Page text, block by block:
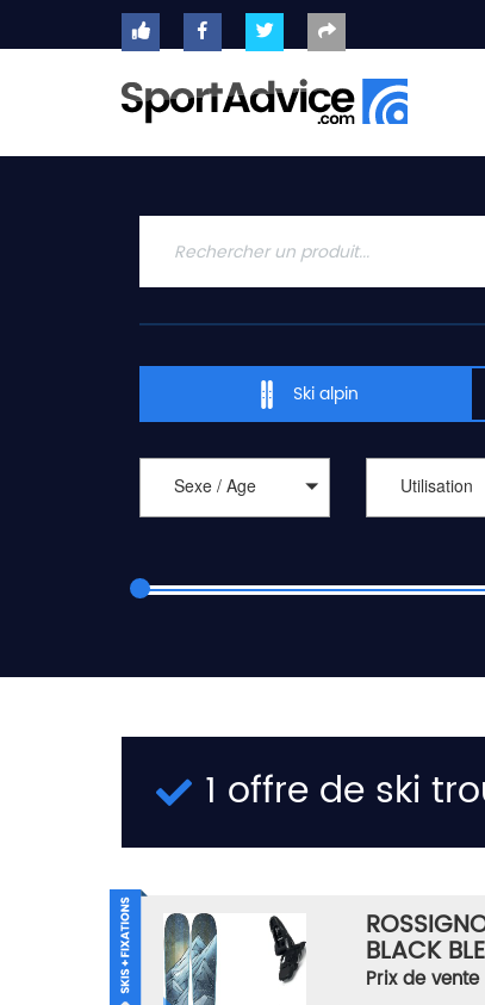
ACCUEIL
2020
CONSEILS
QUESTIONS
Ski alpin
Sexe / Age Utilisation
1 offre de ski
BLACK
Prix de